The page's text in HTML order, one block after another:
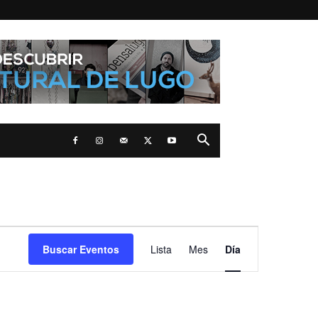
Buscar Eventos
de
Lista Mes Día